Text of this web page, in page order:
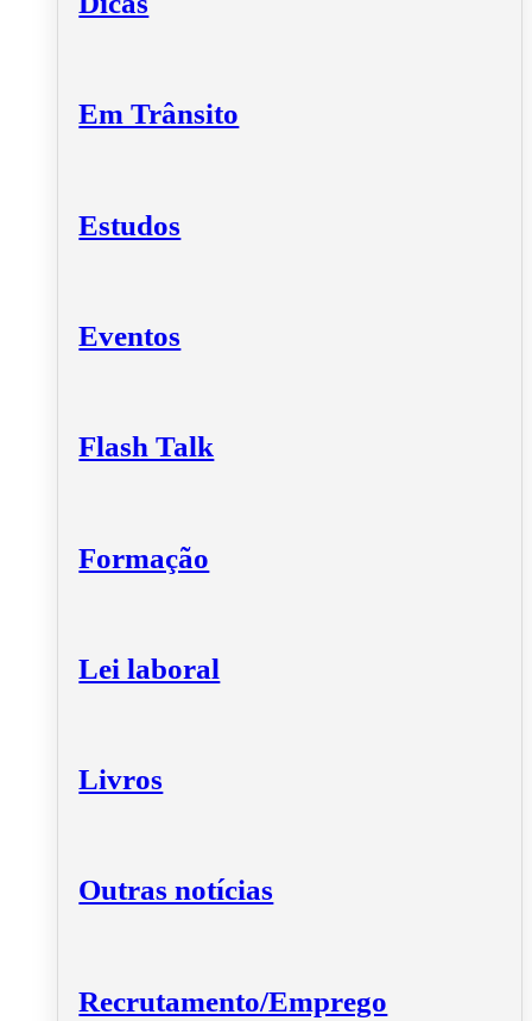
Em Trânsito
Estudos
Eventos
Flash Talk
Formação
Lei laboral
Livros
Outras notícias
Recrutamento/Emprego